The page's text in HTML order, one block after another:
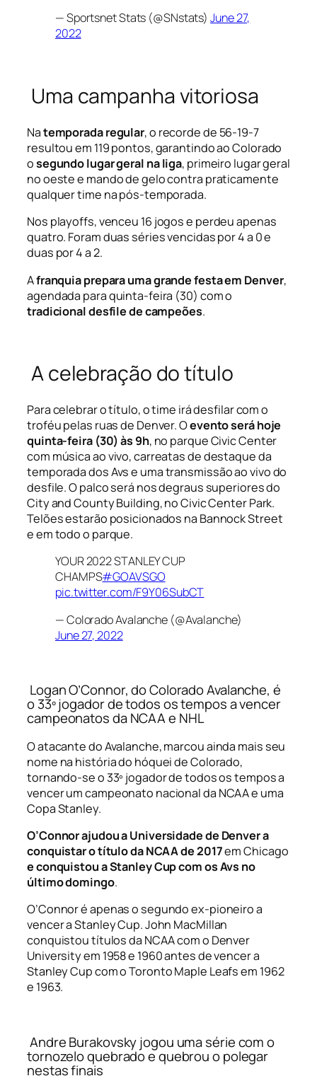
— Sportsnet Stats (@SNstats)June 27,
2022
Uma campanha vitoriosa
Natemporada regular, o recorde de 56-19-7
resultou em 119 pontos, garantindo ao Colorado
osegundo lugar geral na liga, primeiro lugar geral
no oeste e mando de gelo contra praticamente
qualquer time na pós-temporada.
Nos playoffs, venceu 16 jogos e perdeu apenas
quatro. Foram duas séries vencidas por 4 a 0 e
duas por 4 a 2.
Afranquia prepara uma grande festa em Denver,
agendada para quinta-feira (30) com o
tradicional desfile de campeões.
A celebração do título
Para celebrar o título, o time irá desfilar com o
troféu pelas ruas de Denver. Oevento será hoje
quinta-feira (30) às 9h, no parque Civic Center
com música ao vivo, carreatas de destaque da
temporada dos Avs e uma transmissão ao vivo do
desfile. O palco será nos degraus superiores do
City and County Building, no Civic Center Park.
Telões estarão posicionados na Bannock Street
e em todo o parque.
YOUR 2022 STANLEY CUP
CHAMPS#GOAVSGO
pic.twitter.com/F9Y06SubCT
— Colorado Avalanche (@Avalanche)
June 27, 2022
Logan O’Connor, do Colorado Avalanche, é
o 33º jogador de todos os tempos a vencer
campeonatos da NCAA e NHL
O atacante do Avalanche, marcou ainda mais seu
nome na história do hóquei de Colorado,
tornando-se o 33º jogador de todos os tempos a
vencer um campeonato nacional da NCAA e uma
Copa Stanley.
O’Connor ajudou a Universidade de Denver a
conquistar o título da NCAA de 2017em Chicago
e conquistou a Stanley Cup com os Avs no
último domingo.
O’Connor é apenas o segundo ex-pioneiro a
vencer a Stanley Cup. John MacMillan
conquistou títulos da NCAA com o Denver
University em 1958 e 1960 antes de vencer a
Stanley Cup com o Toronto Maple Leafs em 1962
e 1963.
Andre Burakovsky jogou uma série com o
tornozelo quebrado e quebrou o polegar
nestas finais